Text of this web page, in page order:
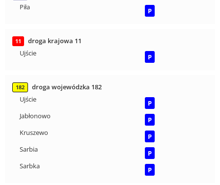
Piła
P
11
droga krajowa 11
Ujście
P
182
droga wojewódzka 182
Ujście
P
Jabłonowo
P
Kruszewo
P
Sarbia
P
Sarbka
P